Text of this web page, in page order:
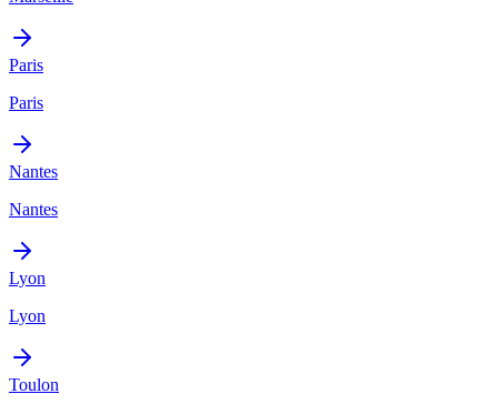
Paris
Paris
Nantes
Nantes
Lyon
Lyon
Toulon